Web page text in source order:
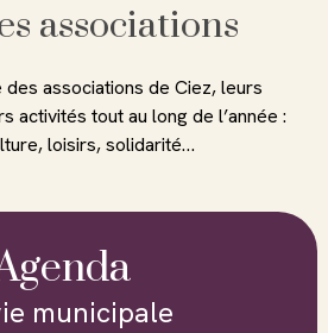
associations
associations de Ciez, leurs
activités tout au long de l’année :
loisirs, solidarité…
municipale